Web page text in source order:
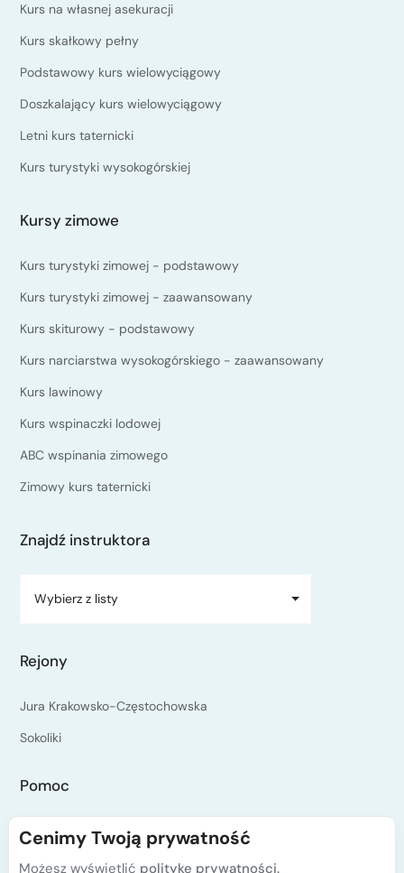
Kurs na własnej asekuracji
Kurs skałkowy pełny
Podstawowy kurs wielowyciągowy
Doszkalający kurs wielowyciągowy
Letni kurs taternicki
Kurs turystyki wysokogórskiej
Kursy zimowe
Kurs turystyki zimowej - podstawowy
Kurs turystyki zimowej - zaawansowany
Kurs skiturowy - podstawowy
Kurs narciarstwa wysokogórskiego - zaawansowany
Kurs lawinowy
Kurs wspinaczki lodowej
ABC wspinania zimowego
Zimowy kurs taternicki
Znajdź instruktora
Wybierz z listy
Rejony
Jura Krakowsko-Częstochowska
Sokoliki
Pomoc
Cenimy Twoją prywatność
Możesz wyświetlić politykę prywatności.